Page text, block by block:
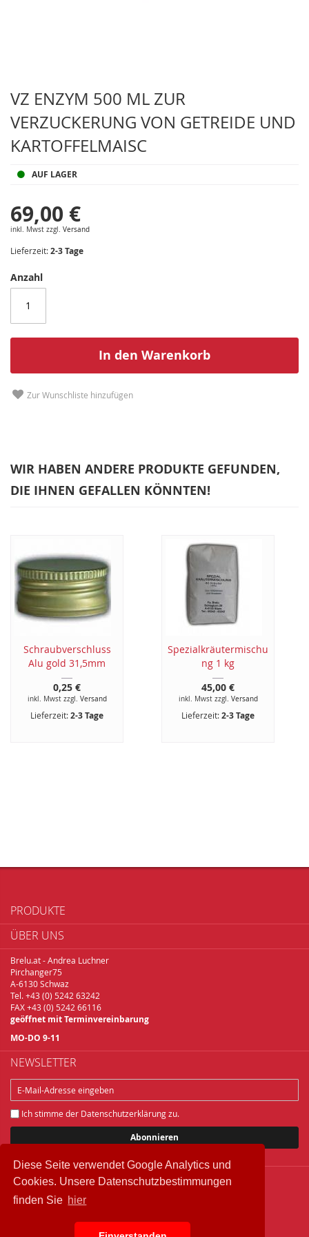
Diese Seite verwendet Google Analytics und
Cookies. Unsere Datenschutzbestimmungen
finden Sie hier
VZ ENZYM 500 ML ZUR
VERZUCKERUNG VON GETREIDE UND
KARTOFFELMAISC
AUF LAGER
69,00 €
inkl. Mwst zzgl. Versand
Lieferzeit:2-3 Tage
Anzahl
In den Warenkorb
Zur Wunschliste hinzufügen
Anfang
der
Bildergalerie
WIR HABEN ANDERE PRODUKTE GEFUNDEN,
DIE IHNEN GEFALLEN KÖNNTEN!
Schraubverschluss
Alu gold 31,5mm
0,25 €
inkl. Mwst zzgl. Versand
Lieferzeit:2-3 Tage
Spezialkräutermischu
ng 1 kg
45,00 €
inkl. Mwst zzgl. Versand
Lieferzeit:2-3 Tage
PRODUKTE
ÜBER UNS
Brelu.at - Andrea Luchner
Pirchanger75
A-6130 Schwaz
Tel. +43 (0) 5242 63242
FAX +43 (0) 5242 66116
geöffnet mit Terminvereinbarung
MO-DO 9-11
NEWSLETTER
Ich stimme der Datenschutzerklärungzu.
Abonnieren
Copyright © 2018 Brelu.at Brennereifachbedarf
Datenschutz